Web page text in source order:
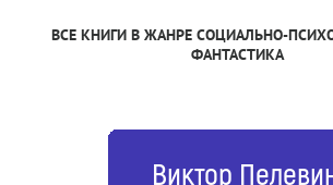
ВСЕ КНИГИ В ЖАНРЕ СОЦИАЛЬНО-
ФАНТАСТИКА
Виктор